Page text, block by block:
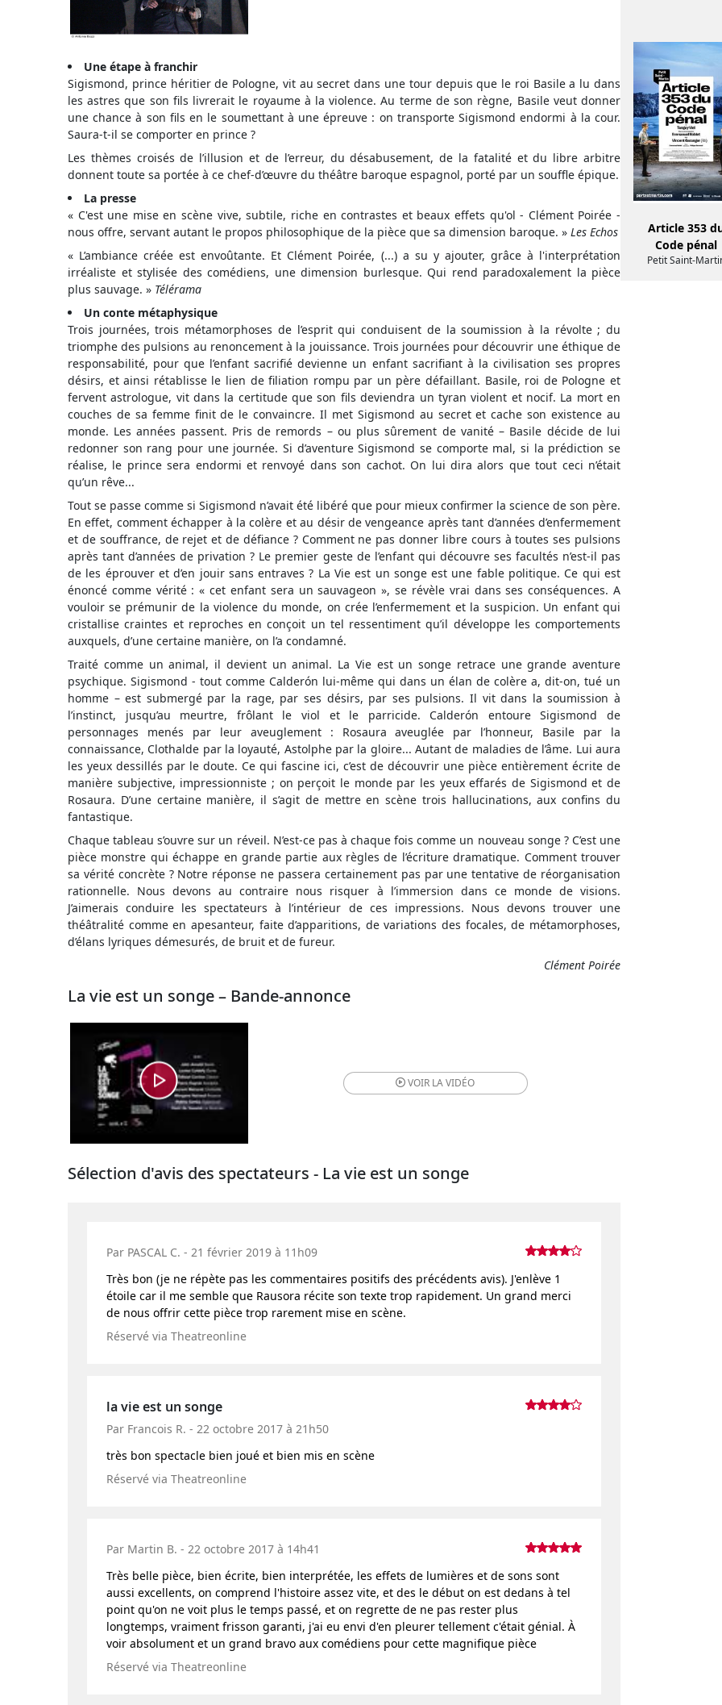
Une étape à franchir
Sigismond, prince héritier de Pologne, vit au secret dans une tour depuis que le roi Basile a lu dans
les astres que son fils livrerait le royaume à la violence. Au terme de son règne, Basile veut donner
une chance à son fils en le soumettant à une épreuve : on transporte Sigismond endormi à la cour.
Saura-t-il se comporter en prince ?
Les thèmes croisés de l’illusion et de l’erreur, du désabusement, de la fatalité et du libre arbitre
donnent toute sa portée à ce chef-d’œuvre du théâtre baroque espagnol, porté par un souffle épique.
La presse
« C'est une mise en scène vive, subtile, riche en contrastes et beaux effets qu'ol - Clément Poirée -
nous offre, servant autant le propos philosophique de la pièce que sa dimension baroque. » Les Echos
« L’ambiance créée est envoûtante. Et Clément Poirée, (...) a su y ajouter, grâce à l'interprétation
irréaliste et stylisée des comédiens, une dimension burlesque. Qui rend paradoxalement la pièce
plus sauvage. » Télérama
Un conte métaphysique
Trois journées, trois métamorphoses de l’esprit qui conduisent de la soumission à la révolte ; du
triomphe des pulsions au renoncement à la jouissance. Trois journées pour découvrir une éthique de
responsabilité, pour que l’enfant sacrifié devienne un enfant sacrifiant à la civilisation ses propres
désirs, et ainsi rétablisse le lien de filiation rompu par un père défaillant. Basile, roi de Pologne et
fervent astrologue, vit dans la certitude que son fils deviendra un tyran violent et nocif. La mort en
couches de sa femme finit de le convaincre. Il met Sigismond au secret et cache son existence au
monde. Les années passent. Pris de remords – ou plus sûrement de vanité – Basile décide de lui
redonner son rang pour une journée. Si d’aventure Sigismond se comporte mal, si la prédiction se
réalise, le prince sera endormi et renvoyé dans son cachot. On lui dira alors que tout ceci n’était
qu’un rêve...
Tout se passe comme si Sigismond n’avait été libéré que pour mieux confirmer la science de son père.
En effet, comment échapper à la colère et au désir de vengeance après tant d’années d’enfermement
et de souffrance, de rejet et de défiance ? Comment ne pas donner libre cours à toutes ses pulsions
après tant d’années de privation ? Le premier geste de l’enfant qui découvre ses facultés n’est-il pas
de les éprouver et d’en jouir sans entraves ? La Vie est un songe est une fable politique. Ce qui est
énoncé comme vérité : « cet enfant sera un sauvageon », se révèle vrai dans ses conséquences. A
vouloir se prémunir de la violence du monde, on crée l’enfermement et la suspicion. Un enfant qui
cristallise craintes et reproches en conçoit un tel ressentiment qu’il développe les comportements
auxquels, d’une certaine manière, on l’a condamné.
Traité comme un animal, il devient un animal. La Vie est un songe retrace une grande aventure
psychique. Sigismond - tout comme Calderón lui-même qui dans un élan de colère a, dit-on, tué un
homme – est submergé par la rage, par ses désirs, par ses pulsions. Il vit dans la soumission à
l’instinct, jusqu’au meurtre, frôlant le viol et le parricide. Calderón entoure Sigismond de
personnages menés par leur aveuglement : Rosaura aveuglée par l’honneur, Basile par la
connaissance, Clothalde par la loyauté, Astolphe par la gloire... Autant de maladies de l’âme. Lui aura
les yeux dessillés par le doute. Ce qui fascine ici, c’est de découvrir une pièce entièrement écrite de
manière subjective, impressionniste ; on perçoit le monde par les yeux effarés de Sigismond et de
Rosaura. D’une certaine manière, il s’agit de mettre en scène trois hallucinations, aux confins du
fantastique.
Chaque tableau s’ouvre sur un réveil. N’est-ce pas à chaque fois comme un nouveau songe ? C’est une
pièce monstre qui échappe en grande partie aux règles de l’écriture dramatique. Comment trouver
sa vérité concrète ? Notre réponse ne passera certainement pas par une tentative de réorganisation
rationnelle. Nous devons au contraire nous risquer à l’immersion dans ce monde de visions.
J’aimerais conduire les spectateurs à l’intérieur de ces impressions. Nous devons trouver une
théâtralité comme en apesanteur, faite d’apparitions, de variations des focales, de métamorphoses,
d’élans lyriques démesurés, de bruit et de fureur.
Clément Poirée
La vie est un songe – Bande-annonce
VOIR LAVIDÉO
Sélection d'avis des spectateurs - La vie est un songe
Par PASCAL C. - 21 février 2019 à 11h09
Très bon (je ne répète pas les commentaires positifs des précédents avis). J'enlève 1
étoile car il me semble que Rausora récite son texte trop rapidement. Un grand merci
de nous offrir cette pièce trop rarement mise en scène.
Réservé via Theatreonline
la vie est un songe
Par Francois R. - 22 octobre 2017 à 21h50
très bon spectacle bien joué et bien mis en scène
Réservé via Theatreonline
Par Martin B. - 22 octobre 2017 à 14h41
Très belle pièce, bien écrite, bien interprétée, les effets de lumières et de sons sont
aussi excellents, on comprend l'histoire assez vite, et des le début on est dedans à tel
point qu'on ne voit plus le temps passé, et on regrette de ne pas rester plus
longtemps, vraiment frisson garanti, j'ai eu envi d'en pleurer tellement c'était génial. À
voir absolument et un grand bravo aux comédiens pour cette magnifique pièce
Réservé via Theatreonline
Article 353
Code pénal
Petit Saint-